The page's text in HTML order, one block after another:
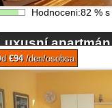
Hodnoceni:82 % s
ve Splitu
€94/den/osobsa